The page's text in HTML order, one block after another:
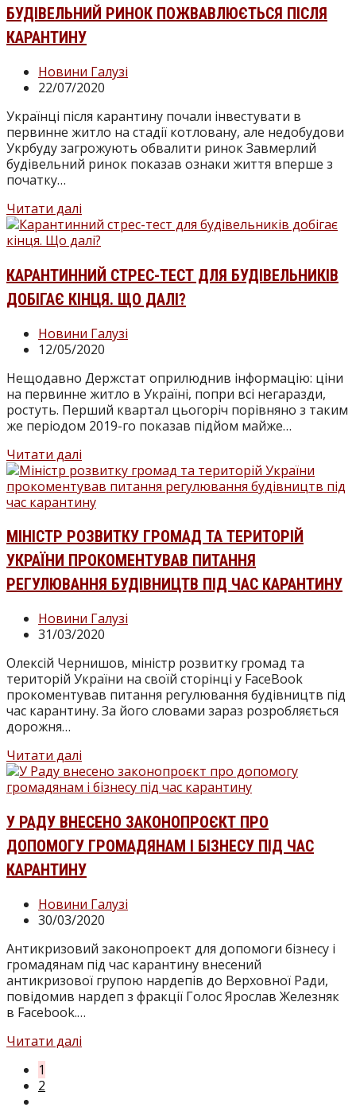
час
карантину:
чи
законно?
БУДІВЕЛЬНИЙ РИНОК ПОЖВАВЛЮЄТЬСЯ ПІСЛЯ
КАРАНТИНУ
Категорія
запису:
Новини Галузі
Запис
22/07/2020
Українці після карантину почали інвестувати в
первинне житло на стадії котловану, але недобудови
Укрбуду загрожують обвалити ринок Завмерлий
будівельний ринок показав ознаки життя вперше з
початку…
Читати далі
ринок
пожвавлюється
карантину
КАРАНТИННИЙ СТРЕС-ТЕСТ ДЛЯ БУДІВЕЛЬНИКІВ
ДОБІГАЄ КІНЦЯ. ЩО ДАЛІ?
Категорія
запису:
Новини Галузі
Запис
12/05/2020
Нещодавно Держстат оприлюднив інформацію: ціни
на первинне житло в Україні, попри всі негаразди,
ростуть. Перший квартал цьогоріч порівняно з таким
же періодом 2019-го показав підйом майже…
Читати далі
стрес-
тест
для
добігає
кінця.
Що
далі?
МІНІСТР РОЗВИТКУ ГРОМАД ТА ТЕРИТОРІЙ
УКРАЇНИ ПРОКОМЕНТУВАВ ПИТАННЯ
РЕГУЛЮВАННЯ БУДІВНИЦТВ ПІД ЧАС КАРАНТИНУ
Категорія
запису:
Новини Галузі
Запис
31/03/2020
Олексій Чернишов, міністр розвитку громад та
територій України на своїй сторінці у FaceBook
прокоментував питання регулювання будівництв під
час карантину. За його словами зараз розробляється
дорожня…
Читати далі
розвитку
громад
територій
України
прокоментував
питання
регулювання
будівництв
під
час
карантину
У РАДУ ВНЕСЕНО ЗАКОНОПРОЄКТ ПРО
ДОПОМОГУ ГРОМАДЯНАМ І БІЗНЕСУ ПІД ЧАС
КАРАНТИНУ
Категорія
запису:
Новини Галузі
Запис
30/03/2020
Антикризовий законопроект для допомоги бізнесу і
громадянам під час карантину внесений
антикризової групою нардепів до Верховної Ради,
повідомив нардеп з фракції Голос Ярослав Железняк
в Facebook.…
Читати далі
1
2